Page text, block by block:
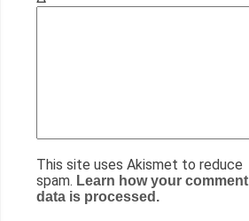
This site uses Akismet to reduce
spam. Learn how your comment
data is processed.